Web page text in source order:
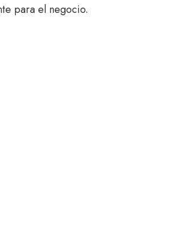
para el negocio.